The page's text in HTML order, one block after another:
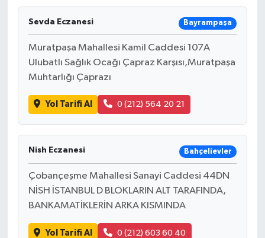
Sevda Eczanesi Bayrampaşa
Muratpaşa Mahallesi Kamil Caddesi 107A
Ulubatlı Sağlık Ocağı Çapraz Karşısı,Muratpaşa
Muhtarlığı Çaprazı
Yol Tarifi Al 0 (212) 564 20 21
Nish Eczanesi Bahçelievler
Çobançeşme Mahallesi Sanayi Caddesi 44DN
NİSH İSTANBUL D BLOKLARIN ALT TARAFINDA,
BANKAMATİKLERİN ARKA KISMINDA
Yol Tarifi Al 0 (212) 603 60 40